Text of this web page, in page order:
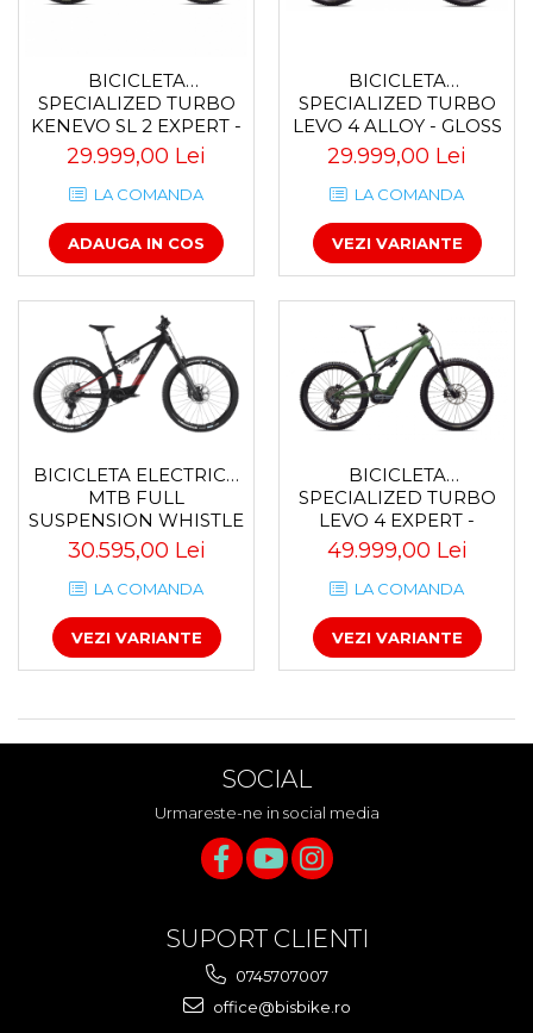
BICICLETA
SPECIALIZED TURBO
KENEVO SL 2 EXPERT -
SATIN HARVEST GOLD
29.999,00 Lei
LA COMANDA
ADAUGA IN COS
BICICLETA
SPECIALIZED TURBO
LEVO 4 ALLOY - GLOSS
METALLIC
OBSIDIAN/SILVER DUST
29.999,00 Lei
LA COMANDA
VEZI VARIANTE
BICICLETA ELECTRICA
MTB FULL
SUSPENSION WHISTLE
AXR C8.6 AVINOX M2S
DI2 800WH
30.595,00 Lei
LA COMANDA
VEZI VARIANTE
BICICLETA
SPECIALIZED TURBO
LEVO 4 EXPERT -
CYPRESS
METALLIC/SILVER DUST
49.999,00 Lei
LA COMANDA
VEZI VARIANTE
SOCIAL
Urmareste-ne in social media
SUPORT CLIENTI
0745707007
office@bisbike.ro